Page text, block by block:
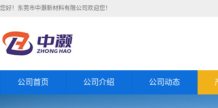
您好！东莞市中灏新材料有限公司欢迎您！
公司首页 公司介绍 公司动态